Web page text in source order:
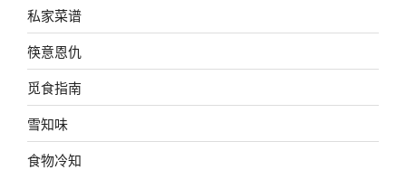
私家菜谱
筷意恩仇
觅食指南
雪知味
食物冷知